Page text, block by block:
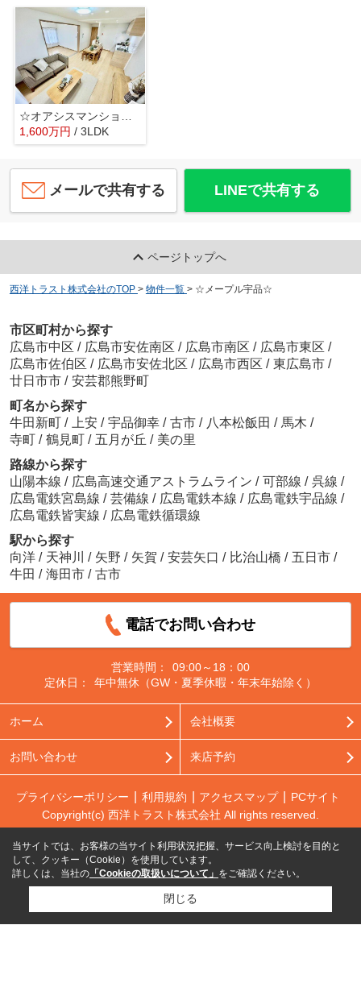
1,600万円 / 3LDK
メールで共有する LINEで共有する
ページトップへ
西洋トラスト株式会社のTOP > 物件一覧 > ☆メープル宇品☆
市区町村から探す
広島市中区 / 広島市安佐南区 / 広島市南区 / 広島市東区 /
広島市佐伯区 / 広島市安佐北区 / 広島市西区 / 東広島市 /
廿日市市 / 安芸郡熊野町
町名から探す
牛田新町 / 上安 / 宇品御幸 / 古市 / 八本松飯田 / 馬木 /
寺町 / 鶴見町 / 五月が丘 / 美の里
路線から探す
山陽本線 / 広島高速交通アストラムライン / 可部線 / 呉線 /
広島電鉄宮島線 / 芸備線 / 広島電鉄本線 / 広島電鉄宇品線 /
広島電鉄皆実線 / 広島電鉄循環線
駅から探す
向洋 / 天神川 / 矢野 / 矢賀 / 安芸矢口 / 比治山橋 / 五日市 /
牛田 / 海田市 / 古市
電話でお問い合わせ
営業時間：
09:00～18：00
定休日：
年中無休（GW・夏季休暇・年末年始除く）
ホーム 会社概要
お問い合わせ 来店予約
プライバシーポリシー 利用規約 アクセスマップ
PCサイト
Copyright(c) 西洋トラスト株式会社 All rights reserved.
当サイトでは、お客様の当サイト利用状況把握、サービス向上検討を目的と
して、クッキー（Cookie）を使用しています。
詳しくは、当社の 「Cookieの取扱いについて」 をご確認ください。
閉じる